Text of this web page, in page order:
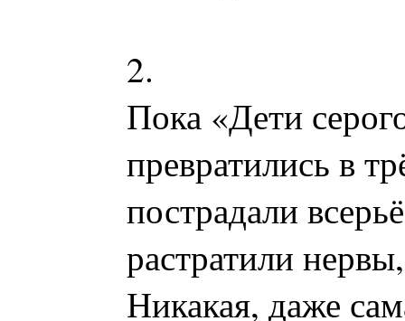
2.
Пока «Дети
превратились в
пострадали
растратили
Никакая, даже